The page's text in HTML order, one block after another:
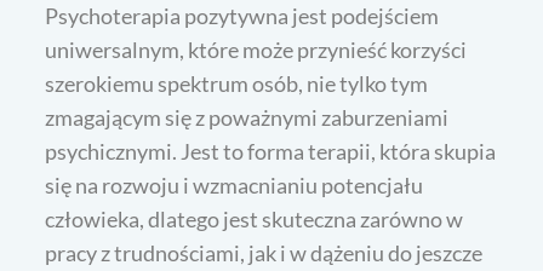
Psychoterapia pozytywna jest podejściem
uniwersalnym, które może przynieść korzyści
szerokiemu spektrum osób, nie tylko tym
zmagającym się z poważnymi zaburzeniami
psychicznymi. Jest to forma terapii, która skupia
się na rozwoju i wzmacnianiu potencjału
człowieka, dlatego jest skuteczna zarówno w
pracy z trudnościami, jak i w dążeniu do jeszcze